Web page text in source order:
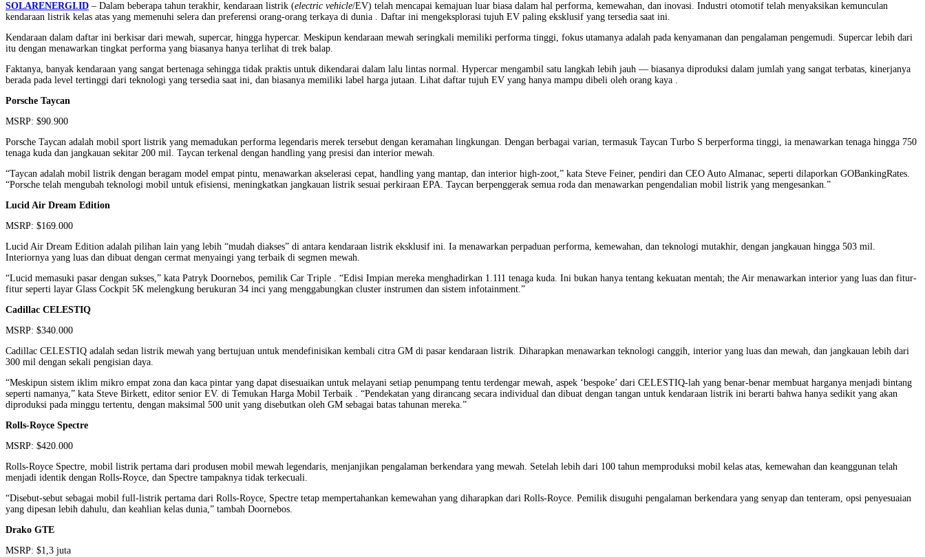
SOLARENERGI.ID – Dalam beberapa tahun terakhir, kendaraan listrik (electric vehicle/EV) telah mencapai kemajuan luar biasa dalam hal performa, kemewahan, dan inovasi. Industri otomotif telah menyaksikan kemunculan
kendaraan listrik kelas atas yang memenuhi selera dan preferensi orang-orang terkaya di dunia . Daftar ini mengeksplorasi tujuh EV paling eksklusif yang tersedia saat ini.
Kendaraan dalam daftar ini berkisar dari mewah, supercar, hingga hypercar. Meskipun kendaraan mewah seringkali memiliki performa tinggi, fokus utamanya adalah pada kenyamanan dan pengalaman pengemudi. Supercar lebih dari
itu dengan menawarkan tingkat performa yang biasanya hanya terlihat di trek balap.
Faktanya, banyak kendaraan yang sangat bertenaga sehingga tidak praktis untuk dikendarai dalam lalu lintas normal. Hypercar mengambil satu langkah lebih jauh — biasanya diproduksi dalam jumlah yang sangat terbatas, kinerjanya
berada pada level tertinggi dari teknologi yang tersedia saat ini, dan biasanya memiliki label harga jutaan. Lihat daftar tujuh EV yang hanya mampu dibeli oleh orang kaya .
Porsche Taycan
MSRP: $90.900
Porsche Taycan adalah mobil sport listrik yang memadukan performa legendaris merek tersebut dengan keramahan lingkungan. Dengan berbagai varian, termasuk Taycan Turbo S berperforma tinggi, ia menawarkan tenaga hingga 750
tenaga kuda dan jangkauan sekitar 200 mil. Taycan terkenal dengan handling yang presisi dan interior mewah.
“Taycan adalah mobil listrik dengan beragam model empat pintu, menawarkan akselerasi cepat, handling yang mantap, dan interior high-zoot,” kata Steve Feiner, pendiri dan CEO Auto Almanac, seperti dilaporkan GOBankingRates.
“Porsche telah mengubah teknologi mobil untuk efisiensi, meningkatkan jangkauan listrik sesuai perkiraan EPA. Taycan berpenggerak semua roda dan menawarkan pengendalian mobil listrik yang mengesankan.”
Lucid Air Dream Edition
MSRP: $169.000
Lucid Air Dream Edition adalah pilihan lain yang lebih “mudah diakses” di antara kendaraan listrik eksklusif ini. Ia menawarkan perpaduan performa, kemewahan, dan teknologi mutakhir, dengan jangkauan hingga 503 mil.
Interiornya yang luas dan dibuat dengan cermat menyaingi yang terbaik di segmen mewah.
“Lucid memasuki pasar dengan sukses,” kata Patryk Doornebos, pemilik Car Triple . “Edisi Impian mereka menghadirkan 1.111 tenaga kuda. Ini bukan hanya tentang kekuatan mentah; the Air menawarkan interior yang luas dan fitur-
fitur seperti layar Glass Cockpit 5K melengkung berukuran 34 inci yang menggabungkan cluster instrumen dan sistem infotainment.”
Cadillac CELESTIQ
MSRP: $340.000
Cadillac CELESTIQ adalah sedan listrik mewah yang bertujuan untuk mendefinisikan kembali citra GM di pasar kendaraan listrik. Diharapkan menawarkan teknologi canggih, interior yang luas dan mewah, dan jangkauan lebih dari
300 mil dengan sekali pengisian daya.
“Meskipun sistem iklim mikro empat zona dan kaca pintar yang dapat disesuaikan untuk melayani setiap penumpang tentu terdengar mewah, aspek ‘bespoke’ dari CELESTIQ-lah yang benar-benar membuat harganya menjadi bintang
seperti namanya,” kata Steve Birkett, editor senior EV. di Temukan Harga Mobil Terbaik . “Pendekatan yang dirancang secara individual dan dibuat dengan tangan untuk kendaraan listrik ini berarti bahwa hanya sedikit yang akan
diproduksi pada minggu tertentu, dengan maksimal 500 unit yang disebutkan oleh GM sebagai batas tahunan mereka.”
Rolls-Royce Spectre
MSRP: $420.000
Rolls-Royce Spectre, mobil listrik pertama dari produsen mobil mewah legendaris, menjanjikan pengalaman berkendara yang mewah. Setelah lebih dari 100 tahun memproduksi mobil kelas atas, kemewahan dan keanggunan telah
menjadi identik dengan Rolls-Royce, dan Spectre tampaknya tidak terkecuali.
“Disebut-sebut sebagai mobil full-listrik pertama dari Rolls-Royce, Spectre tetap mempertahankan kemewahan yang diharapkan dari Rolls-Royce. Pemilik disuguhi pengalaman berkendara yang senyap dan tenteram, opsi penyesuaian
yang dipesan lebih dahulu, dan keahlian kelas dunia,” tambah Doornebos.
Drako GTE
MSRP: $1,3 juta